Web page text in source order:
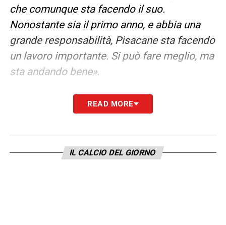
che comunque sta facendo il suo.
Nonostante sia il primo anno, e abbia una
grande responsabilità, Pisacane sta facendo
un lavoro importante. Si può fare meglio, ma
sta andando bene».
LEGGI ANCHE –Ultime Notizie Serie A:
tutte le novità del giorno sul massimo
Il calciomercato di gennaio regala sempre
READ MORE
IL CALCIO DEL GIORNO